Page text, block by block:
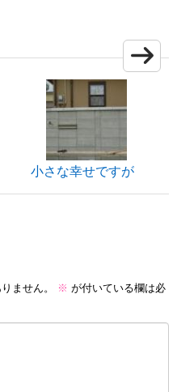
小さな幸せですが
ません。 ※ が付いている欄は必